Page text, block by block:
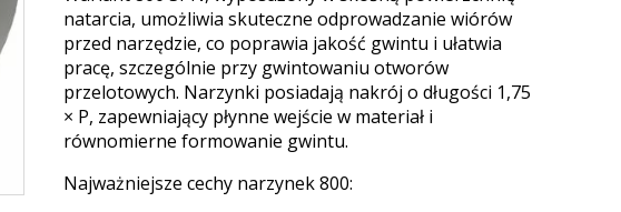
natarcia, umożliwia skuteczne odprowadzanie wiórów
przed narzędzie, co poprawia jakość gwintu i ułatwia
pracę, szczególnie przy gwintowaniu otworów
przelotowych. Narzynki posiadają nakrój o długości 1,75
× P, zapewniający płynne wejście w materiał i
równomierne formowanie gwintu.
Najważniejsze cechy narzynek 800: